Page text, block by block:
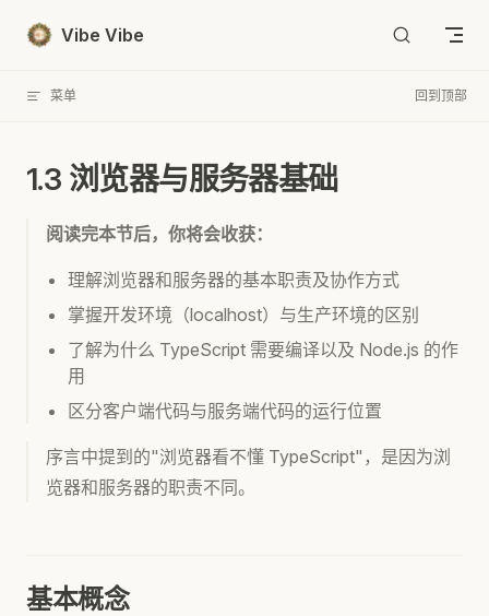
Skip to content
Vibe Vibe
菜单 回到顶部
1.3 浏览器与服务器基础
阅读完本节后，你将会收获：
理解浏览器和服务器的基本职责及协作方式
掌握开发环境（localhost）与生产环境的区别
了解为什么 TypeScript 需要编译以及 Node.js 的作
用
区分客户端代码与服务端代码的运行位置
序言中提到的"浏览器看不懂 TypeScript"，是因为浏
览器和服务器的职责不同。
基本概念